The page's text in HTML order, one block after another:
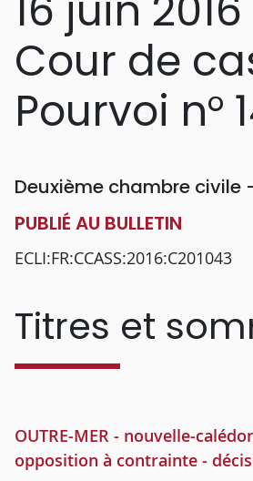
Cour de
Pourvoi n°
Deuxième chambre civile
PUBLIÉ AU BULLETIN
ECLI:FR:CCASS:2016:C201043
Titres et
OUTRE-MER - nouvelle-
opposition à contrainte -